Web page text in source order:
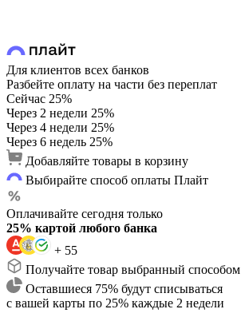
Для клиентов всех банков
Разбейте оплату на части без переплат
Сейчас 25%
Через 2 недели 25%
Через 4 недели 25%
Через 6 недель 25%
Добавляйте товары в корзину
Выбирайте способ оплаты Плайт
Оплачивайте сегодня только
25% картой любого банка
+ 55
Получайте товар выбранный способом
Оставшиеся 75% будут списываться
с вашей карты по 25% каждые 2 недели